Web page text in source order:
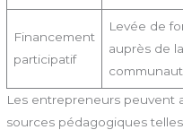
Financement
participatif
Levée de
auprès de la
Les entrepreneurs peuvent
sources pédagogiques